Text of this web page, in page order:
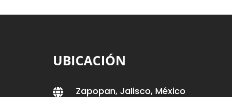
UBICACIÓN
 Zapopan, Jalisco, México